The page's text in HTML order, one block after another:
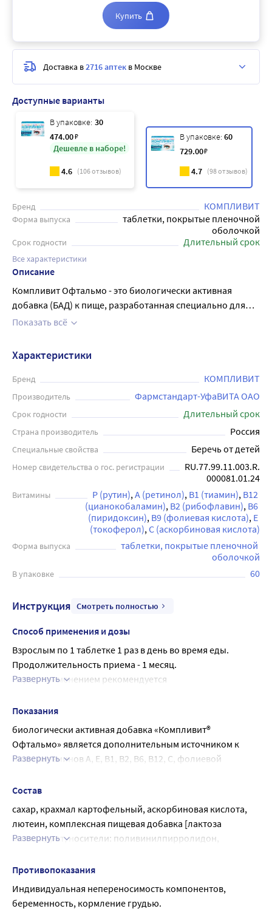
Доступные варианты
В упаковке: 30
474.00₽
Дешевле в наборе!
4.6 (106отзывов)
В упаковке: 60
729.00₽
4.7 (98отзывов)
Бренд КОМПЛИВИТ
Форма выпуска
таблетки, покрытые пленочной
оболочкой
Срок годности Длительный срок
Все характеристики
Описание
Компливит Офтальмо - это биологически активная
добавка (БАД) к пище, разработанная специально для
поддержания здоровья глаз. Его формула содержит
поддержания зрительных функций. Кроме того,
препарат укрепляет сосуды глазного яблока и защищает
глаза от вредного влияния внешней среды. Компливит
Офтальмо выпускается в удобной форме таблеток с
Офтальмо может использоваться в качестве
дополнительного источника питания для поддержания
здоровья глаз взрослыми людьми. По 1 таблетке 1 раз в
день во время еды. Продолжительность приема - 1
проконсультироваться с врачом.
Показать всё
Купить
Доставка в2716 аптек в Москве
Характеристики
Бренд КОМПЛИВИТ
Производитель Фармстандарт-УфаВИТА ОАО
Срок годности Длительный срок
Страна производитель Россия
Специальные свойства Беречь от детей
Номер свидетельства о гос. регистрации
RU.77.99.11.003.R.
000081.01.24
Витамины P (рутин) А (ретинол) В1 (тиамин) В12
(цианокобаламин) В2 (рибофлавин) В6
(пиридоксин) В9 (фолиевая кислота) Е
(токоферол) С (аскорбиновая кислота)
Форма выпуска
таблетки, покрытые пленочной
оболочкой
В упаковке 60
Инструкция Смотреть полностью
Способ применения и дозы
Взрослым по 1 таблетке 1 раз в день во время еды.
Продолжительность приема - 1 месяц.
Перед применением рекомендуется
Развернуть
Показания
биологически активная добавка «Компливит®
Офтальмо» является дополнительным источником к
пище витаминов А, Е, В1, В2, В6, В12, С, фолиевой
лютеина, зеаксантина.
Компоненты комплекса способствуют восполнению
дефицита витаминов и минералов, в том числе при
возрастных изменениях органа зрения, а также при
развитии зрительного утомления при чтении, работе за
Развернуть
Состав
сахар, крахмал картофельный, аскорбиновая кислота,
лютеин, комплексная пищевая добавка [лактоза
моногидрат, носители: поливинилпирролидон,
влагоудерживающий сорбит, витамин Е [dl-альфа
модифицированный пищевой крахмал; агент
антислеживающий кремния диоксид], рутин, зеаксантин,
Развернуть
Противопоказания
Индивидуальная непереносимость компонентов,
беременность, кормление грудью.